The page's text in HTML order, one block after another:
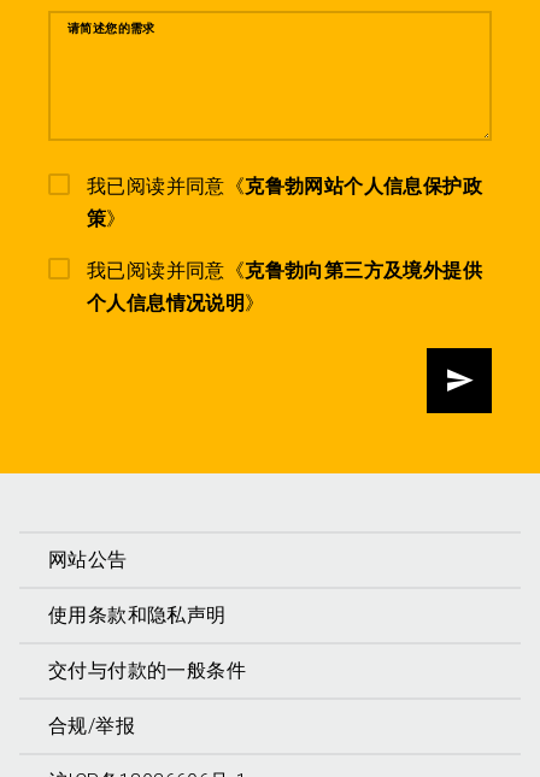
请简述您的需求
我已阅读并同意《克鲁勃网站个人信息保护政
策》
我已阅读并同意《克鲁勃向第三方及境外提供
个人信息情况说明》
发送
网站公告
使用条款和隐私声明
交付与付款的一般条件
合规/举报